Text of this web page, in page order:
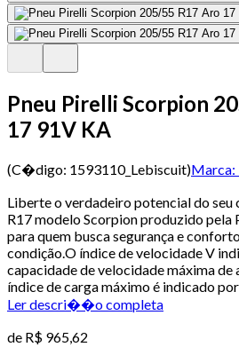
Pneu Pirelli Scorpion
17 91V KA
(C�digo: 1593110_Lebiscuit)Marca:
Liberte o verdadeiro potencial do
R17 modelo Scorpion produzido pela
para quem busca segurança e
condição.O índice de velocidade V
capacidade de velocidade máxima de
índice de carga máximo é indicado
Ler descri��o completa
de R$ 965,62